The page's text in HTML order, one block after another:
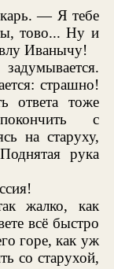
— Я тебе
тово... Ну и
Иванычу!
страшно!
ответа тоже
с
на старуху,
рука
жалко, как
всё быстро
горе, как уж
со старухой,